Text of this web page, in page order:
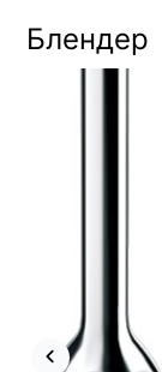
Блендер